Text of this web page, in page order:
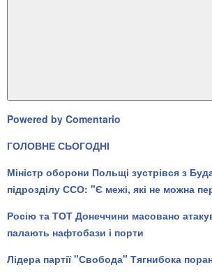
Powered by Comentario
ГОЛОВНЕ СЬОГОДНІ
Міністр оборони Польщі зустрівся з
підрозділу ССО: "Є межі, які не можна
Росію та ТОТ Донеччини масовано
палають нафтобази і порти
Лідера партії "Свобода" Тягнибока